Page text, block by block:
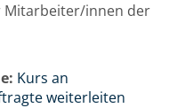
Mitarbeiter/innen der
Kurs an
weiterleiten